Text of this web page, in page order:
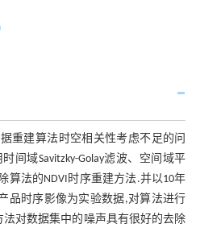
重建算法时空相关性考虑不足的问
间域Savitzky-Golay滤波、空间域平
算法的NDVI时序重建方法.并以10年
产品时序影像为实验数据,对算法进行
法对数据集中的噪声具有很好的去除